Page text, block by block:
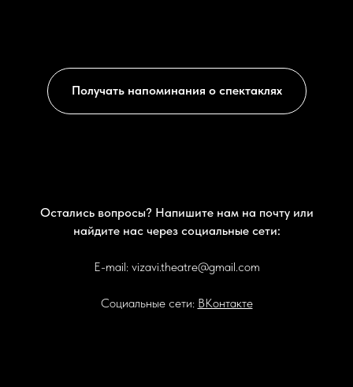
Получать напоминания о спектаклях
Остались вопросы? Напишите нам на почту или
найдите нас через социальные сети:
E-mail: vizavi.theatre@gmail.com
Социальные сети: ВКонтакте